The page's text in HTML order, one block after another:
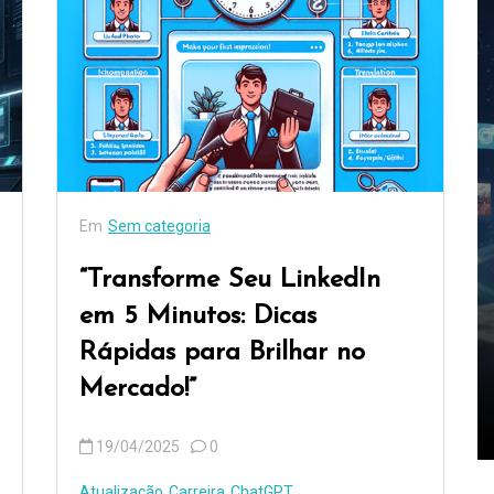
Em Sem categoria
“Transforme Seu LinkedIn
em 5 Minutos: Dicas
Rápidas para Brilhar no
Mercado!”
19/04/2025 0
Em Carreira
Harness Engineering: como
construir apps inteiros
Harness Engineering
Spec-Driven Development